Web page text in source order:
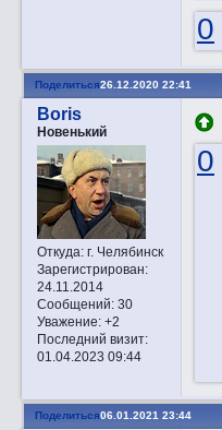
0
Поделиться26.12.2020 22:41
Boris
Новенький
Откуда:г. Челябинск
Зарегистрирован:
24.11.2014
Сообщений:30
Уважение: +2
Последний визит:
01.04.2023 09:44
0
Поделиться06.01.2021 23:44